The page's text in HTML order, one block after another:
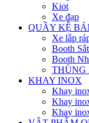
Kiot
Xe đạp
QUẦY KỆ
Xe lắp
Booth Sắt
Booth
THÙNG
KHAY INOX
Khay
Khay
Khay